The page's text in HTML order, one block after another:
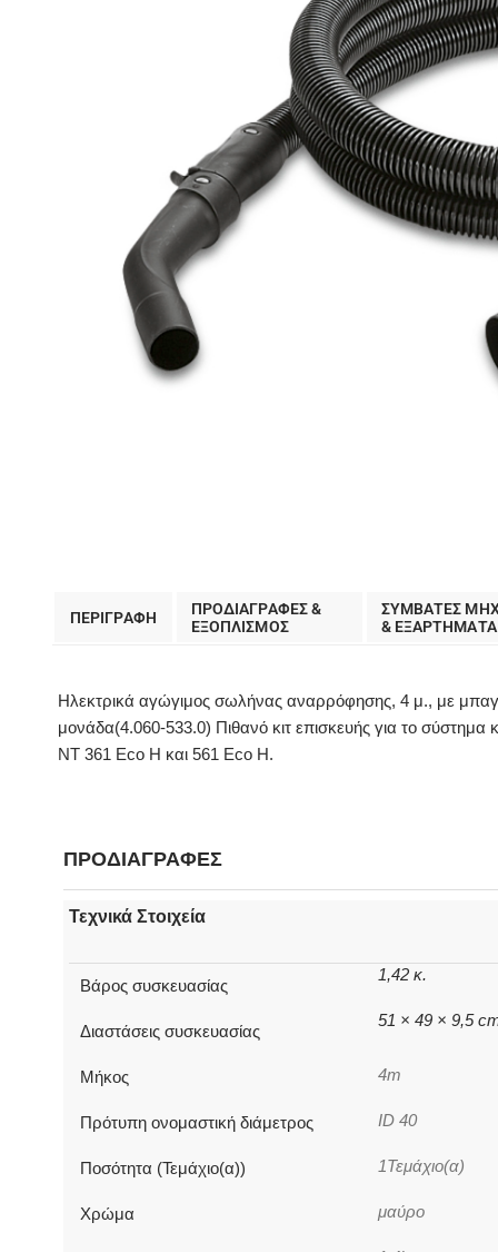
ΠΕΡΙΓΡΑΦΗ
ΠΡΟΔΙΑΓΡΑΦΕΣ &
EΞΟΠΛΙΣΜΟΣ
ΣΥΜΒΑΤΕΣ
& ΕΞΑΡΤΗΜΑΤΑ
Ηλεκτρικά αγώγιμος σωλήνας αναρρόφησης, 4 μ., με
μονάδα(4.060-533.0) Πιθανό κιτ επισκευής για το
NT 361 Eco H και 561 Eco H.
ΠΡΟΔΙΑΓΡΑΦΕΣ
Τεχνικά Στοιχεία
Βάρος συσκευασίας
1,42 κ.
Διαστάσεις συσκευασίας
51 × 49 × 9,5
Μήκος 4m
Πρότυπη ονομαστική διάμετρος ID 40
Ποσότητα (Τεμάχιο(α)) 1Τεμάχιο(α)
Χρώμα μαύρο